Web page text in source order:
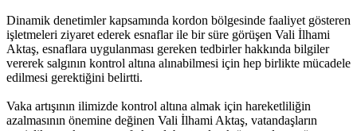
Dinamik denetimler kapsamında kordon bölgesinde faaliyet gösteren
işletmeleri ziyaret ederek esnaflar ile bir süre görüşen Vali İlhami
Aktaş, esnaflara uygulanması gereken tedbirler hakkında bilgiler
vererek salgının kontrol altına alınabilmesi için hep birlikte mücadele
edilmesi gerektiğini belirtti.
Vaka artışının ilimizde kontrol altına almak için hareketliliğin
azalmasının önemine değinen Vali İlhami Aktaş, vatandaşların